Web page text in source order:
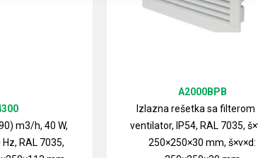
m3/h, 40 W,
RAL 7035,
Izlazna rešetka sa filterom
ventilator, IP54, RAL 7035,
250×250×30 mm, š×v×d:
A2000BPB